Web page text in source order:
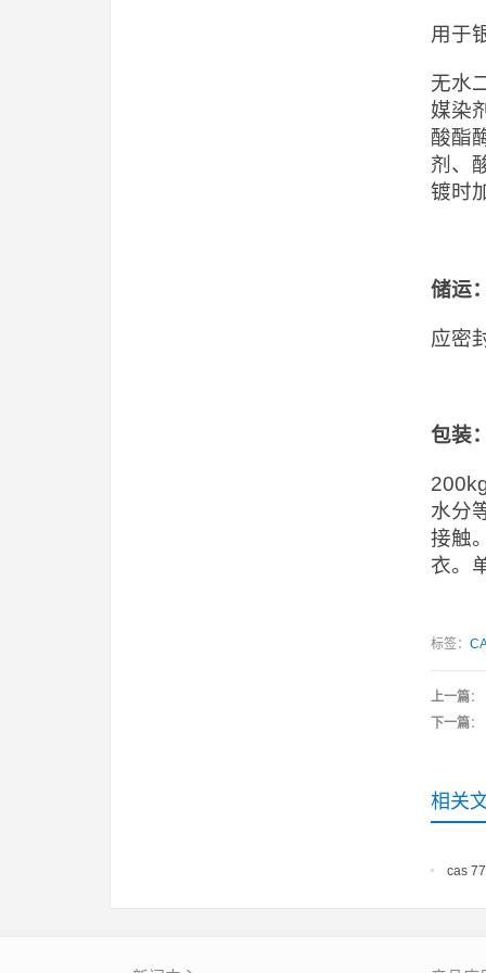
用于
无水
媒染
酸酯
剂、
镀时
储运
应密
包装
水分
接触
衣。
标签：
上一篇：
下一篇：
相关
cas